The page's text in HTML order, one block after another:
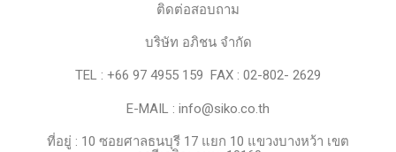
ติดต่อสอบถาม
บริษัท อภิชน จำกัด
TEL : +66 97 4955 159 FAX : 02-802- 2629
E-MAIL : info@siko.co.th
ที่อยู่ : 10 ซอยศาลธนบุรี 17 แยก 10 แขวงบางหว้า เขต